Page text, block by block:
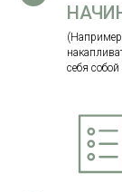
себя собой